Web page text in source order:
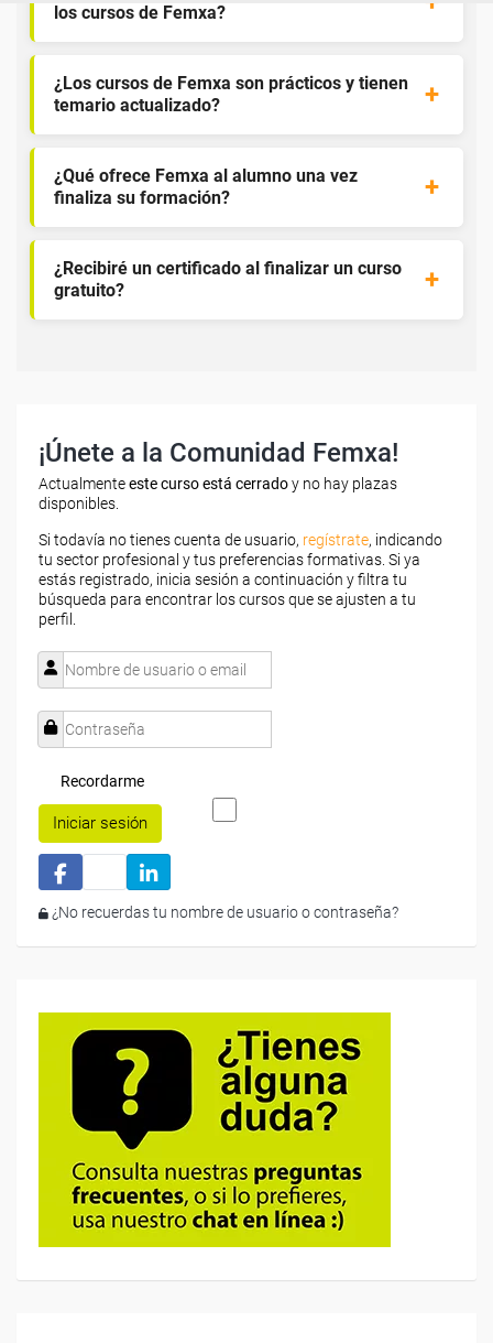
los cursos de Femxa?
¿Los cursos de Femxa son prácticos y tienen
temario actualizado?
¿Qué ofrece Femxa al alumno una vez
finaliza su formación?
¿Recibiré un certificado al finalizar un curso
gratuito?
¡Únete a la Comunidad Femxa!
Actualmenteeste curso está cerradoy no hay plazas
disponibles.
Si todavía no tienes cuenta de usuario, regístrate, indicando
tu sector profesional y tus preferencias formativas. Si ya
estás registrado, inicia sesión a continuación y filtra tu
búsqueda para encontrar los cursos que se ajusten a tu
perfil.
Recordarme
Iniciar sesión
¿No recuerdas tu nombre de usuario o contraseña?